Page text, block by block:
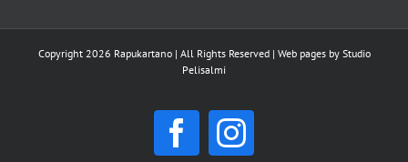
Copyright 2026 Rapukartano | All Rights Reserved | Web pages by Studio
Pelisalmi
FacebookInstagram